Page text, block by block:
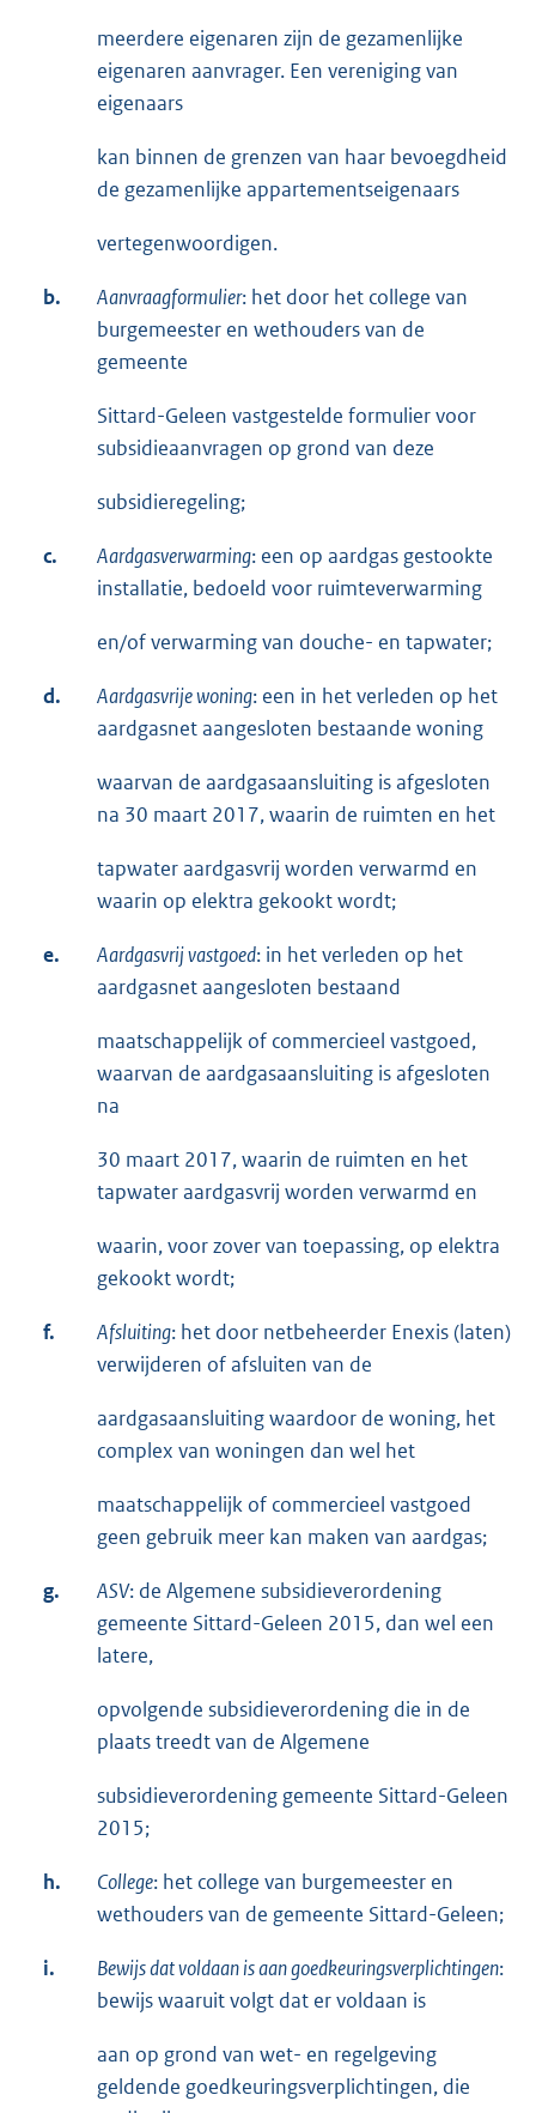
meerdere eigenaren zijn de gezamenlijke
eigenaren aanvrager. Een vereniging van
eigenaars
kan binnen de grenzen van haar bevoegdheid
de gezamenlijke appartementseigenaars
vertegenwoordigen.
b. Aanvraagformulier: het door het college van
burgemeester en wethouders van de
gemeente
Sittard-Geleen vastgestelde formulier voor
subsidieaanvragen op grond van deze
subsidieregeling;
c. Aardgasverwarming: een op aardgas gestookte
installatie, bedoeld voor ruimteverwarming
en/of verwarming van douche- en tapwater;
d. Aardgasvrije woning: een in het verleden op het
aardgasnet aangesloten bestaande woning
waarvan de aardgasaansluiting is afgesloten
na 30 maart 2017, waarin de ruimten en het
tapwater aardgasvrij worden verwarmd en
waarin op elektra gekookt wordt;
e. Aardgasvrij vastgoed: in het verleden op het
aardgasnet aangesloten bestaand
maatschappelijk of commercieel vastgoed,
waarvan de aardgasaansluiting is afgesloten
na
30 maart 2017, waarin de ruimten en het
tapwater aardgasvrij worden verwarmd en
waarin, voor zover van toepassing, op elektra
gekookt wordt;
f. Afsluiting: het door netbeheerder Enexis (laten)
verwijderen of afsluiten van de
aardgasaansluiting waardoor de woning, het
complex van woningen dan wel het
maatschappelijk of commercieel vastgoed
geen gebruik meer kan maken van aardgas;
g. ASV: de Algemene subsidieverordening
gemeente Sittard-Geleen 2015, dan wel een
latere,
opvolgende subsidieverordening die in de
plaats treedt van de Algemene
subsidieverordening gemeente Sittard-Geleen
2015;
h. College: het college van burgemeester en
wethouders van de gemeente Sittard-Geleen;
i. Bewijs dat voldaan is aan goedkeuringsverplichtingen:
bewijs waaruit volgt dat er voldaan is
aan op grond van wet- en regelgeving
geldende goedkeuringsverplichtingen, die